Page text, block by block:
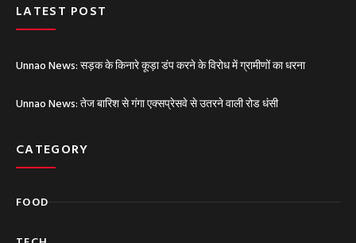
LATEST POST
Unnao News: सड़क के किनारे कूड़ा डंप करने के विरोध में ग्रामीणों का धरना
Unnao News: तेज बारिश से गंगा एक्सप्रेसवे से उतरने वाली रोड धंसी
CATEGORY
FOOD